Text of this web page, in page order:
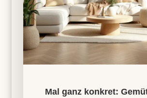
Mal ganz konkret: